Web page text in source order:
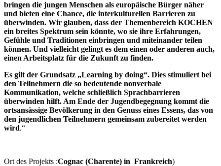
bringen die jungen Menschen als europäische Bürger näher
und bieten eine Chance, die interkulturellen Barrieren zu
überwinden. Wir glauben, dass der Themenbereich KOCHEN
ein breites Spektrum sein könnte, wo sie ihre Erfahrungen,
Gefühle und Traditionen einbringen und miteinander teilen
können. Und vielleicht gelingt es dem einen oder anderen auch,
einen Arbeitsplatz für die Zukunft zu finden.
Es gilt der Grundsatz „Learning by doing“. Dies stimuliert bei
den Teilnehmern die so bedeutende nonverbale
Kommunikation, welche schließlich Sprachbarrieren
überwinden hilft. Am Ende der Jugendbegegnung kommt die
ortsansässige Bevölkerung in den Genuss eines Essens, das von
den jugendlichen Teilnehmern gemeinsam zubereitet werden
wird.“
Ort des Projekts :Cognac (Charente) in Frankreich)